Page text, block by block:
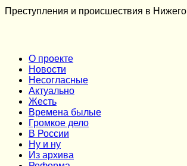
Преступления и происшествия в
О проекте
Новости
Несогласные
Актуально
Жесть
Времена былые
Громкое дело
В России
Ну и ну
Из архива